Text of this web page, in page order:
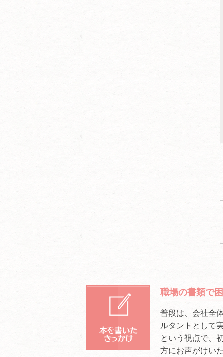
職場の書類で
普段は、会社全
ルタントとして
という視点で、
方にお声がけい